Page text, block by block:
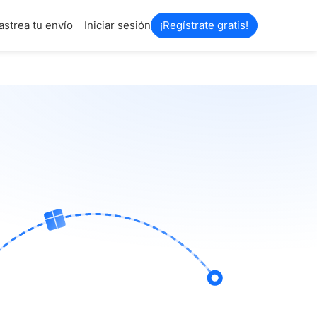
tu envío Iniciar sesión ¡Regístrate gratis!